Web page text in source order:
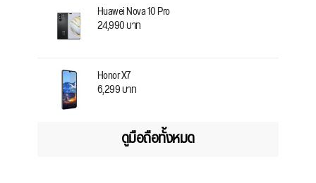
Huawei Nova 10 Pro
24,990 บาท
Honor X7
6,299 บาท
ดูมือถือทั้งหมด